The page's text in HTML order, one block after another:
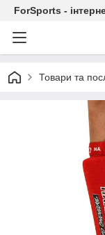
ForSports -
Товари та